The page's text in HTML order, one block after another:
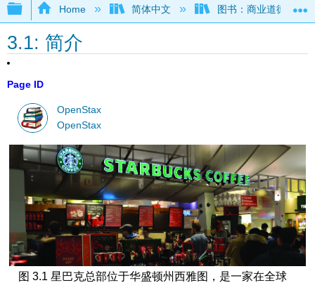
Expand/collapse global hierarchy
Home 简体中文 图书：商业道德
3.1: 简介
Page ID
OpenStax
OpenStax
图 3.1 星巴克总部位于华盛顿州西雅图，是一家在全球